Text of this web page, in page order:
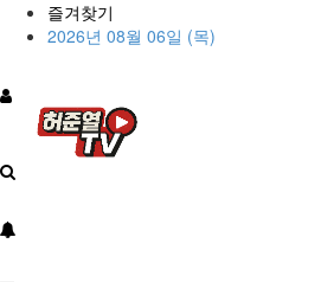
즐겨찾기
2026년 08월 06일 (목)